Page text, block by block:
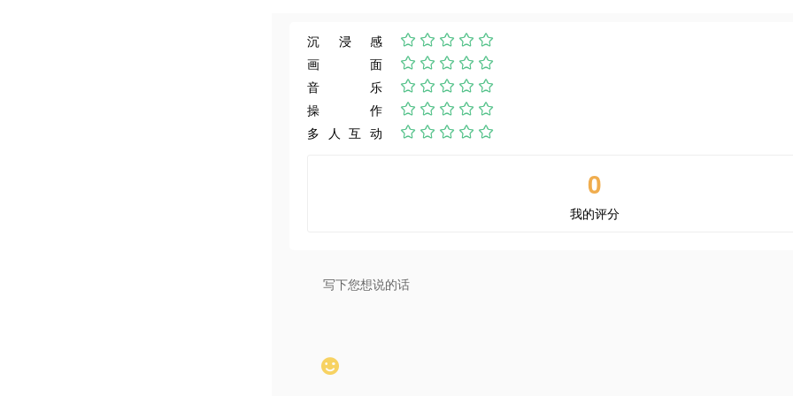
沉浸感
画面
音乐
操作
多人互动
0
我的评分
